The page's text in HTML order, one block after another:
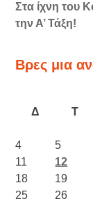
Στα ίχνη του
την Α’ Τάξη!
Βρες μια
Δ
Τ
4
5
11
12
18
19
25
26